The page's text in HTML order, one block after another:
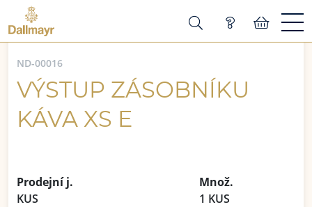
ND-00016
VÝSTUP ZÁSOBNÍKU
KÁVA XS E
Prodejní j.
Množ.
KUS
1 KUS